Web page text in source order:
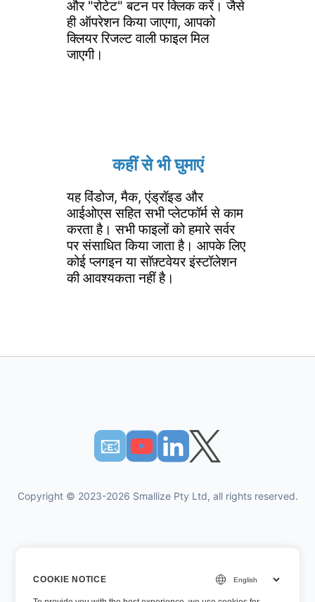
और "रोटेट" बटन पर क्लिक करें। जैसे
ही ऑपरेशन किया जाएगा, आपको
क्लियर रिजल्ट वाली फाइल मिल
जाएगी।
कहीं से भी घुमाएं
यह विंडोज, मैक, एंड्रॉइड और
आईओएस सहित सभी प्लेटफॉर्म से काम
करता है। सभी फाइलों को हमारे सर्वर
पर संसाधित किया जाता है। आपके लिए
कोई प्लगइन या सॉफ़्टवेयर इंस्टॉलेशन
की आवश्यकता नहीं है।
📧︎
Copyright © 2023-2026 Smallize Pty Ltd, all rights reserved.
गोपनीयता नीति
COOKIE NOTICE